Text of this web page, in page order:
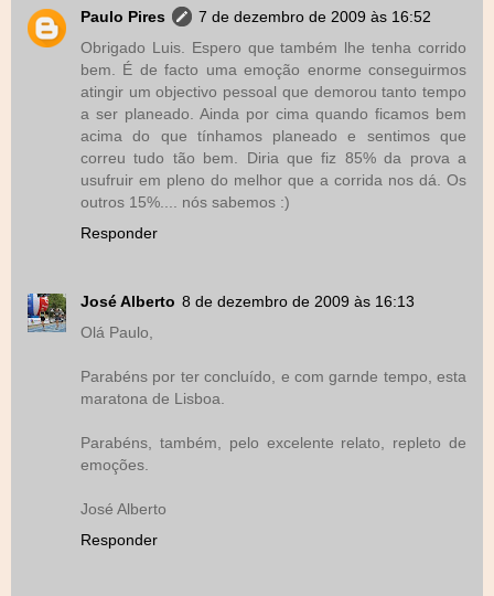
Paulo Pires
7 de dezembro de 2009 às 16:52
Obrigado Luis. Espero que também lhe tenha corrido
bem. É de facto uma emoção enorme conseguirmos
atingir um objectivo pessoal que demorou tanto tempo
a ser planeado. Ainda por cima quando ficamos bem
acima do que tínhamos planeado e sentimos que
correu tudo tão bem. Diria que fiz 85% da prova a
usufruir em pleno do melhor que a corrida nos dá. Os
outros 15%.... nós sabemos :)
Responder
José Alberto 8 de dezembro de 2009 às 16:13
Olá Paulo,
Parabéns por ter concluído, e com garnde tempo, esta
maratona de Lisboa.
Parabéns, também, pelo excelente relato, repleto de
emoções.
José Alberto
Responder